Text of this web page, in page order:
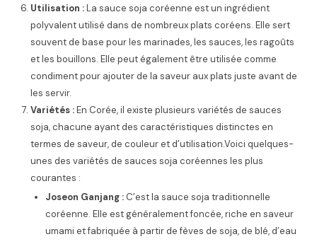
Utilisation :La sauce soja coréenne est un ingrédient
polyvalent utilisé dans de nombreux plats coréens. Elle sert
souvent de base pour les marinades, les sauces, les ragoûts
et les bouillons. Elle peut également être utilisée comme
condiment pour ajouter de la saveur aux plats juste avant de
les servir.
Variétés :En Corée, il existe plusieurs variétés de sauces
soja, chacune ayant des caractéristiques distinctes en
termes de saveur, de couleur et d’utilisation.Voici quelques-
unes des variétés de sauces soja coréennes les plus
courantes :
Joseon Ganjang : C’est la sauce soja traditionnelle
coréenne. Elle est généralement foncée, riche en saveur
umami et fabriquée à partir de fèves de soja, de blé, d’eau